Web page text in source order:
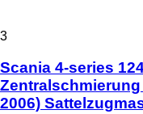
3
Scania 4-series
2006)